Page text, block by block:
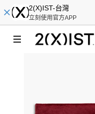
2(X)IST-台灣
立刻使用官方APP